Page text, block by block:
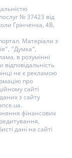
№ 37423 від
Грінченка, 4В,
Матеріали з
“Думка”,
в розумінні
не є рекламою
про
сайті
з сайту
фінансових
дані на сайті